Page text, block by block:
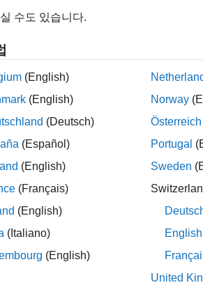
수도 있습니다.
(English)
(English)
(Deutsch)
(Español)
(English)
(Français)
(English)
(Italiano)
(English)
Norway
Österreich
Portugal
Sweden
English
United